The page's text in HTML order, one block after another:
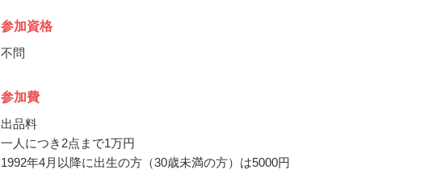
参加資格
不問
参加費
出品料
一人につき2点まで1万円
1992年4月以降に出生の方（30歳未満の方）は5000円